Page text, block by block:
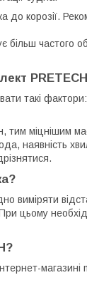
до корозії.
більш частого
такі фактори:
тим міцнішим
наявність
виміряти
При цьому